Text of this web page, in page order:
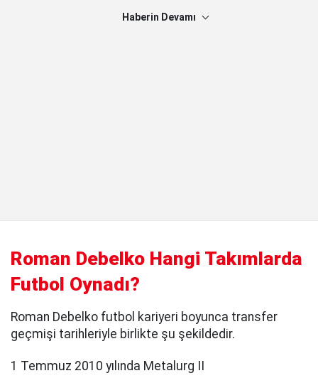
Haberin Devamı
Roman Debelko Hangi Takımlarda
Futbol Oynadı?
Roman Debelko futbol kariyeri boyunca transfer
geçmişi tarihleriyle birlikte şu şekildedir.
1 Temmuz 2010 yılında Metalurg II